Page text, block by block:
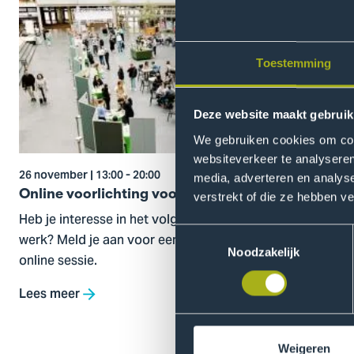
Toestemming
Deze website maakt
We gebruiken cookies om
websiteverkeer te
media, adverteren en
verstrekt of die ze hebben
Noodzakelijk
Weigeren
naar
Online
voorlichting
voor
professionals
26 november | 13:00 - 20:00
Online voorlichting voor professionals
Heb je interesse in het volgen van een studie naast je
werk? Meld je aan voor een voorlichtingsavond of
online sessie.
Lees meer